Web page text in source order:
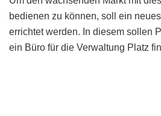
bedienen zu können, soll ein
errichtet werden. In diesem sollen
ein Büro für die Verwaltung Platz